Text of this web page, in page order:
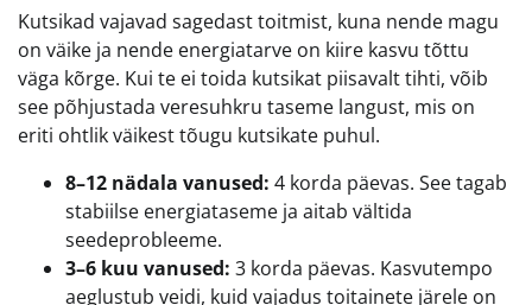
Kutsikad vajavad sagedast toitmist, kuna nende magu
on väike ja nende energiatarve on kiire kasvu tõttu
väga kõrge. Kui te ei toida kutsikat piisavalt tihti, võib
see põhjustada veresuhkru taseme langust, mis on
eriti ohtlik väikest tõugu kutsikate puhul.
8–12 nädala vanused: 4 korda päevas. See tagab
stabiilse energiataseme ja aitab vältida
seedeprobleeme.
3–6 kuu vanused: 3 korda päevas. Kasvutempo
aeglustub veidi, kuid vajadus toitainete järele on